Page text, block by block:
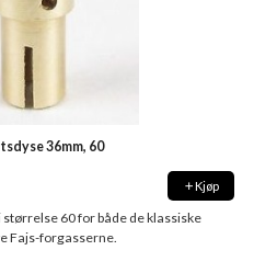
36mm, 60
Kjøp
60 for både de klassiske
Fajs-forgasserne.